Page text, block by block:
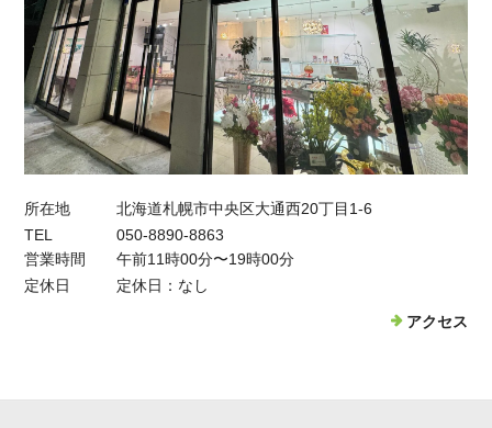
所在地
北海道札幌市中央区大通西20丁目1-6
TEL
050-8890-8863
営業時間
午前11時00分〜19時00分
定休日
定休日：なし
アクセス